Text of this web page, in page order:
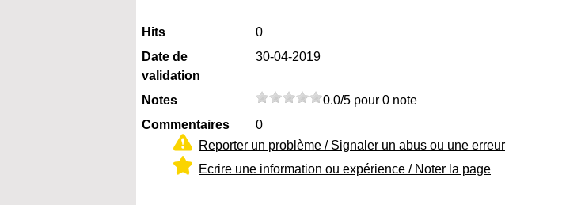
Hits
0
Date de
validation
30-04-2019
Notes
0.0/5 pour 0 note
Commentaires
0
Reporter un problème / Signaler un abus ou une erreur
Ecrire une information ou expérience / Noter la page